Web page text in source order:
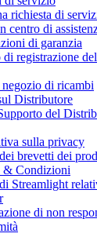
richiesta di
centro di
di garanzia
registrazione
di ricambi
Distributore
del
sulla privacy
brevetti dei
& Condizioni
Streamlight
di non